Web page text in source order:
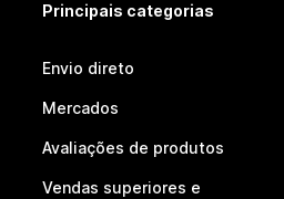
Principais categorias
Envio direto
Mercados
Avaliações de produtos
Vendas superiores e